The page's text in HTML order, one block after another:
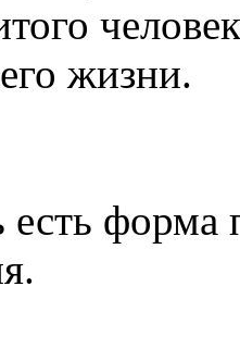
жизни.
форма